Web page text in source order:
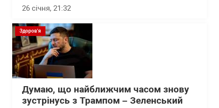
26 січня, 21:32
Здоров'я
Думаю, що найближчим часом знову
зустрінусь з Трампом – Зеленський